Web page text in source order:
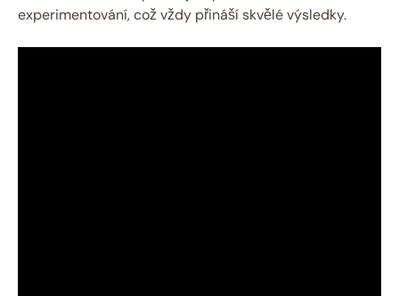
experimentování, ⁣což⁢ vždy přináší skvělé⁢ výsledky.